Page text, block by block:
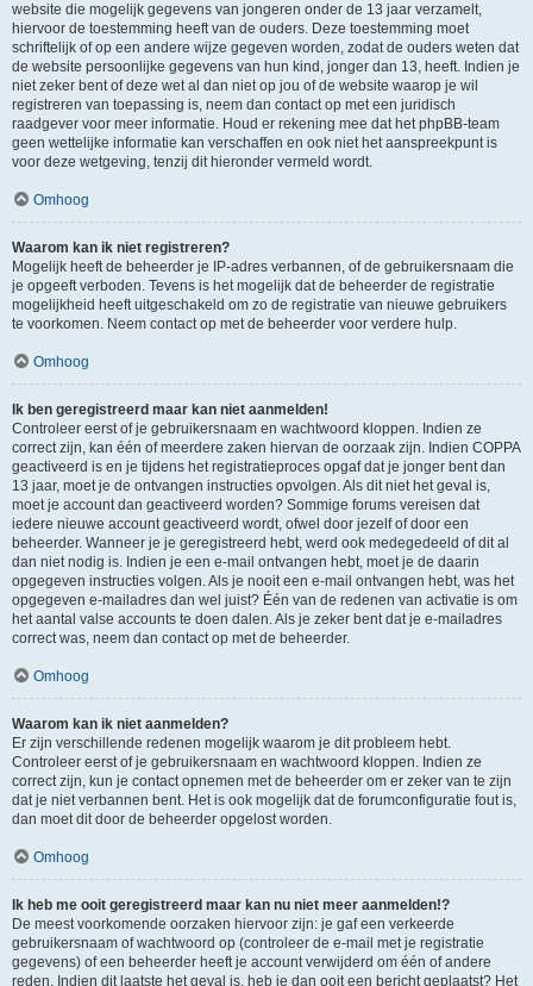
website die mogelijk gegevens van jongeren onder de 13 jaar verzamelt,
hiervoor de toestemming heeft van de ouders. Deze toestemming moet
schriftelijk of op een andere wijze gegeven worden, zodat de ouders weten dat
de website persoonlijke gegevens van hun kind, jonger dan 13, heeft. Indien je
niet zeker bent of deze wet al dan niet op jou of de website waarop je wil
registreren van toepassing is, neem dan contact op met een juridisch
raadgever voor meer informatie. Houd er rekening mee dat het phpBB-team
geen wettelijke informatie kan verschaffen en ook niet het aanspreekpunt is
voor deze wetgeving, tenzij dit hieronder vermeld wordt.
Omhoog
Waarom kan ik niet registreren?
Mogelijk heeft de beheerder je IP-adres verbannen, of de gebruikersnaam die
je opgeeft verboden. Tevens is het mogelijk dat de beheerder de registratie
mogelijkheid heeft uitgeschakeld om zo de registratie van nieuwe gebruikers
te voorkomen. Neem contact op met de beheerder voor verdere hulp.
Omhoog
Ik ben geregistreerd maar kan niet aanmelden!
Controleer eerst of je gebruikersnaam en wachtwoord kloppen. Indien ze
correct zijn, kan één of meerdere zaken hiervan de oorzaak zijn. Indien COPPA
geactiveerd is en je tijdens het registratieproces opgaf dat je jonger bent dan
13 jaar, moet je de ontvangen instructies opvolgen. Als dit niet het geval is,
moet je account dan geactiveerd worden? Sommige forums vereisen dat
iedere nieuwe account geactiveerd wordt, ofwel door jezelf of door een
beheerder. Wanneer je je geregistreerd hebt, werd ook medegedeeld of dit al
dan niet nodig is. Indien je een e-mail ontvangen hebt, moet je de daarin
opgegeven instructies volgen. Als je nooit een e-mail ontvangen hebt, was het
opgegeven e-mailadres dan wel juist? Één van de redenen van activatie is om
het aantal valse accounts te doen dalen. Als je zeker bent dat je e-mailadres
correct was, neem dan contact op met de beheerder.
Omhoog
Waarom kan ik niet aanmelden?
Er zijn verschillende redenen mogelijk waarom je dit probleem hebt.
Controleer eerst of je gebruikersnaam en wachtwoord kloppen. Indien ze
correct zijn, kun je contact opnemen met de beheerder om er zeker van te zijn
dat je niet verbannen bent. Het is ook mogelijk dat de forumconfiguratie fout is,
dan moet dit door de beheerder opgelost worden.
Omhoog
Ik heb me ooit geregistreerd maar kan nu niet meer aanmelden!?
De meest voorkomende oorzaken hiervoor zijn: je gaf een verkeerde
gebruikersnaam of wachtwoord op (controleer de e-mail met je registratie
gegevens) of een beheerder heeft je account verwijderd om één of andere
reden. Indien dit laatste het geval is, heb je dan ooit een bericht geplaatst? Het